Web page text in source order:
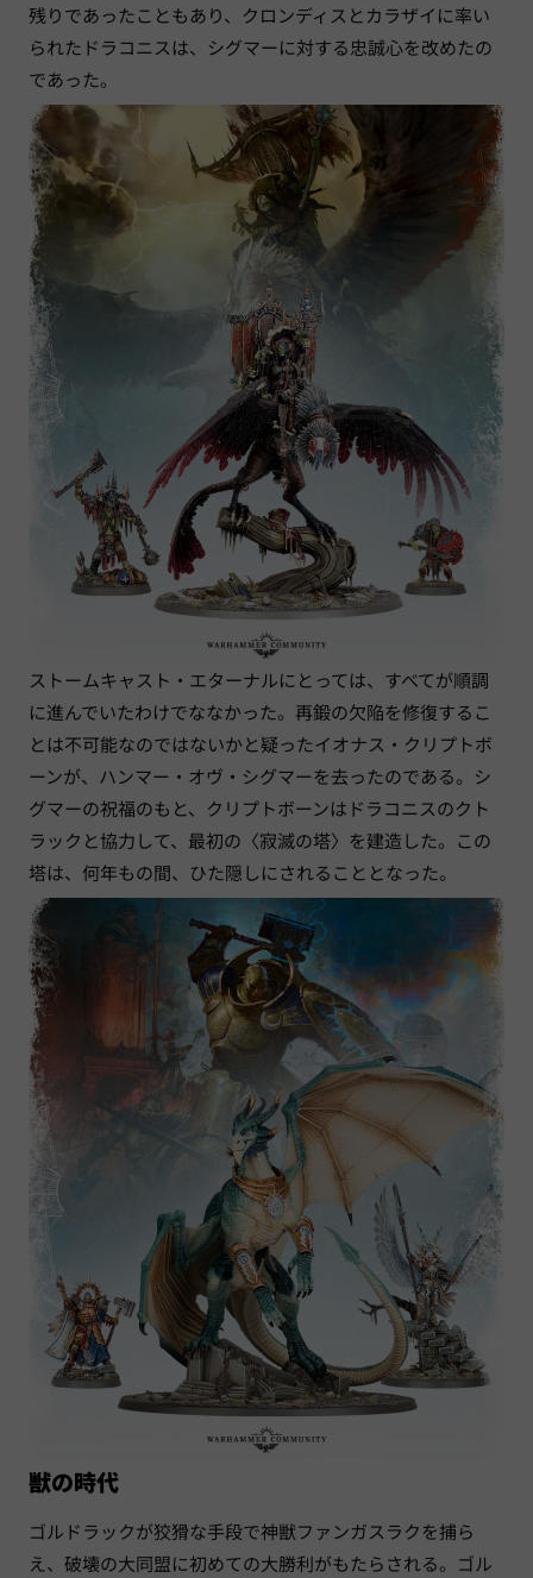
残りであったこともあり、クロンディスとカラザイに率い
られたドラコニスは、シグマーに対する忠誠心を改めたの
であった。
ストームキャスト・エターナルにとっては、すべてが順調
に進んでいたわけでななかった。再鍛の欠陥を修復するこ
とは不可能なのではないかと疑ったイオナス・クリプトボ
ーンが、ハンマー・オヴ・シグマーを去ったのである。シ
グマーの祝福のもと、クリプトボーンはドラコニスのクト
ラックと協力して、最初の〈寂滅の塔〉を建造した。この
塔は、何年もの間、ひた隠しにされることとなった。
獣の時代
ゴルドラックが狡猾な手段で神獣ファンガスラクを捕ら
え、破壊の大同盟に初めての大勝利がもたらされる。ゴル